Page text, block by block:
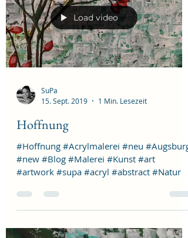
Load video
SuPa
15. Sept. 2019
Hoffnung
#Hoffnung #Acrylmalerei #neu #Augsburg
#artwork #supa #acryl #abstract #Natur